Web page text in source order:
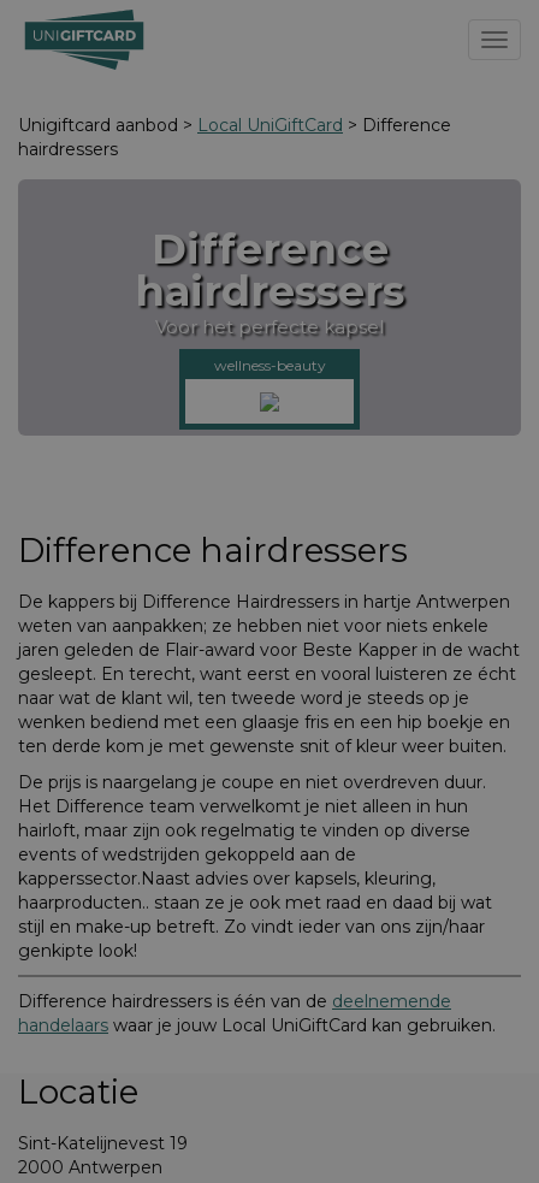
Unigiftcard aanbod > Local UniGiftCard > Difference
hairdressers
Difference
hairdressers
Voor het perfecte kapsel
wellness-beauty
Difference hairdressers
De kappers bij Difference Hairdressers in hartje Antwerpen
weten van aanpakken; ze hebben niet voor niets enkele
jaren geleden de Flair-award voor Beste Kapper in de wacht
gesleept. En terecht, want eerst en vooral luisteren ze écht
naar wat de klant wil, ten tweede word je steeds op je
wenken bediend met een glaasje fris en een hip boekje en
ten derde kom je met gewenste snit of kleur weer buiten.
De prijs is naargelang je coupe en niet overdreven duur.
Het Difference team verwelkomt je niet alleen in hun
hairloft, maar zijn ook regelmatig te vinden op diverse
events of wedstrijden gekoppeld aan de
kapperssector.Naast advies over kapsels, kleuring,
haarproducten.. staan ze je ook met raad en daad bij wat
stijl en make-up betreft. Zo vindt ieder van ons zijn/haar
genkipte look!
Difference hairdressers is één van de deelnemende
handelaars waar je jouw Local UniGiftCard kan gebruiken.
Locatie
Sint-Katelijnevest 19
2000 Antwerpen